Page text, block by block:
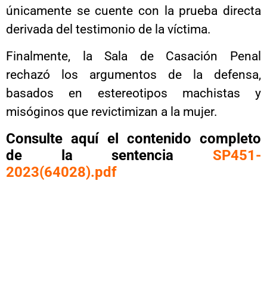
únicamente se cuente con la prueba directa
derivada del testimonio de la víctima.
Finalmente, la Sala de Casación Penal
rechazó los argumentos de la defensa,
basados en estereotipos machistas y
misóginos que revictimizan a la mujer.
Consulte aquí el contenido completo
de la sentencia SP451-
2023(64028).pdf